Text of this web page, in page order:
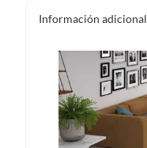
Información adicional